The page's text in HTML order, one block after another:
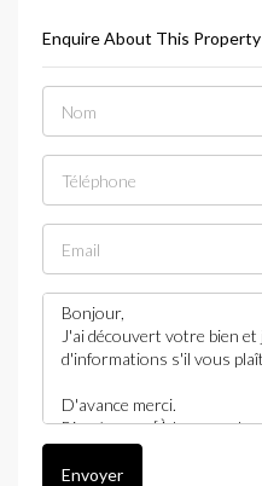
Enquire About This Property
Envoyer